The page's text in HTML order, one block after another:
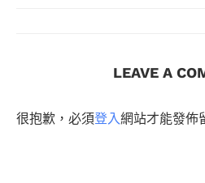
LEAVE A
很抱歉，必須登入網站才能發佈